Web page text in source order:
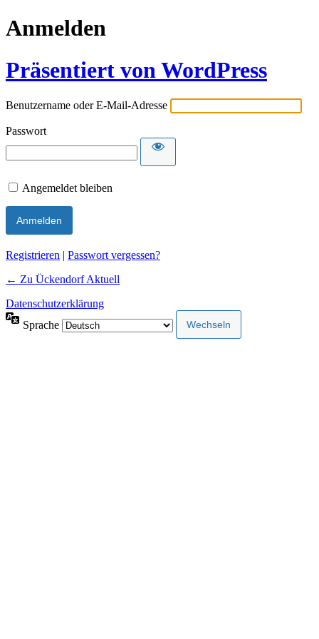
Anmelden
Präsentiert von WordPress
Benutzername oder E-Mail-Adresse
Passwort
Angemeldet bleiben
Alternative:
Registrieren | Passwort vergessen?
← Zu Ückendorf Aktuell
Datenschutzerklärung
Sprache